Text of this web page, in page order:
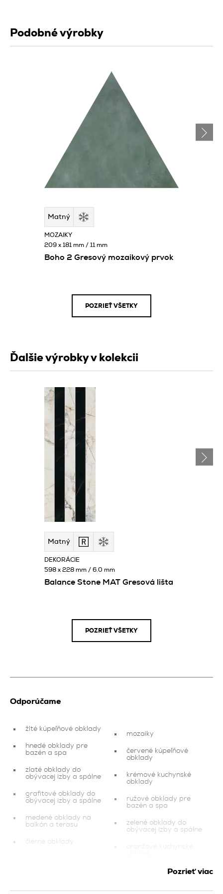
Podobné výrobky
Matný
Boho 2 Gresový mozaikový prvok
MOZAIKY
209 x 181 mm / 11 mm
POZRIEŤ VŠETKY
Ďalšie výrobky v kolekcii
Matný
Balance Stone MAT Gresová lišta
DEKORÁCIE
598 x 228 mm / 6.0 mm
POZRIEŤ VŠETKY
Odporúčame
žlté kúpeľňové obklady
hnedé obklady pre
bazén a spa
zlaté obklady do
obývacej izby a spálne
grafitové obklady do
obývacej izby a spálne
medené obklady na
balkón a terasu
čierne obklady
mozaiky
červené kúpeľňové
obklady
krémové kuchynské
obklady
ružové obklady pre
bazén a spa
zelené obklady do
obývacej izby a spálne
Pozrieť viac